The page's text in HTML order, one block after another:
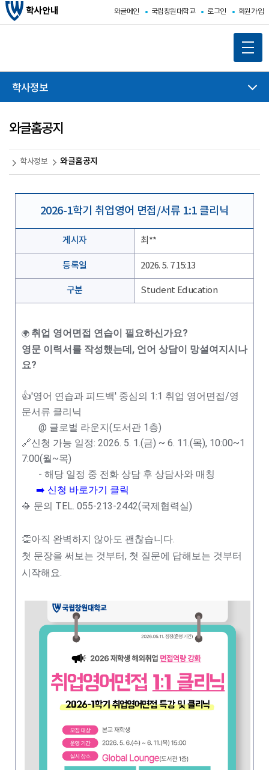
학사안내 와글메인 국립창원대학교 로그인 회원가입
학사정보
와글홈공지
학사정보 와글홈공지
2026-1학기 취업영어 면접/서류 1:1 클리닉
게시자 최**
등록일 2026. 5. 7 15:13
구분 Student Education
🌍 취업 영어면접 연습이 필요하신가요?
영문 이력서를 작성했는데, 언어 상담이 망설여지시나
요?
👍'영어 연습과 피드백' 중심의 1:1 취업 영어면접/영
문서류 클리닉
@ 글로벌 라운지(도서관 1층)
🔗신청 가능 일정: 2026. 5. 1.(금) ~ 6. 11.(목), 10:00~1
7:00(월~목)
- 해당 일정 중 전화 상담 후 상담사와 매칭
➡️ 신청 바로가기 클릭
📳 문의 TEL. 055-213-2442(국제협력실)
👏아직 완벽하지 않아도 괜찮습니다.
첫 문장을 써보는 것부터, 첫 질문에 답해보는 것부터
시작해요.